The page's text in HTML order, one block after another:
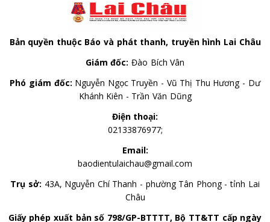
Bản quyền thuộc Báo và phát thanh, truyền hình Lai Châu
Giám đốc: Đào Bích Vân
Phó giám đốc: Nguyễn Ngọc Truyền - Vũ Thị Thu Hương - Dư
Khánh Kiên - Trần Văn Dũng
Điện thoại:
02133876977;
Email:
baodientulaichau@gmail.com
Trụ sở: 43A, Nguyễn Chí Thanh - phường Tân Phong - tỉnh Lai
Châu
Giấy phép xuất bản số 798/GP-BTTTT, Bộ TT&TT cấp ngày